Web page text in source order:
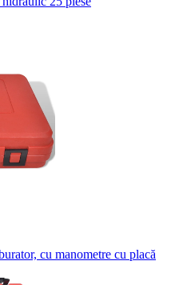
cu manometre cu placă